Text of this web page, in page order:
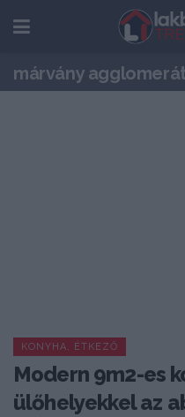
márvány agglomerát
KONYHA, ÉTKEZŐ
Modern 9m2-es
ülőhelyekkel az